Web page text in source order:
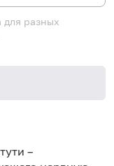
для разных
–